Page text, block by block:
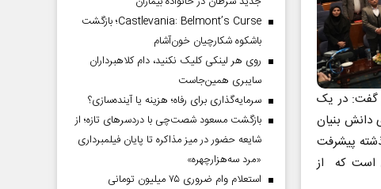
گفت: در یک
دانش بنیان
در شرایط کنونی ما نسبت به10 سال گذشته پیشرفت
است که از
Castlevania: Belmont’s Curse؛ بازگشت
باشکوه شکارچیان خون‌آشام
روی هر لینکی کلیک نکنید، دام کلاهبرداران
سایبری همین‌جاست
سرمایه‌گذاری برای رفاه؛ هزینه یا آینده‌سازی؟
بازگشت مسعود شصت‌چی با دردسر‌های تازه؛ از
شایعه حضور در میز مذاکره تا پایان فیلمبرداری
«مرد سه‌هزارچهره»
استعلام وام ضروری ۷۵ میلیون تومانی